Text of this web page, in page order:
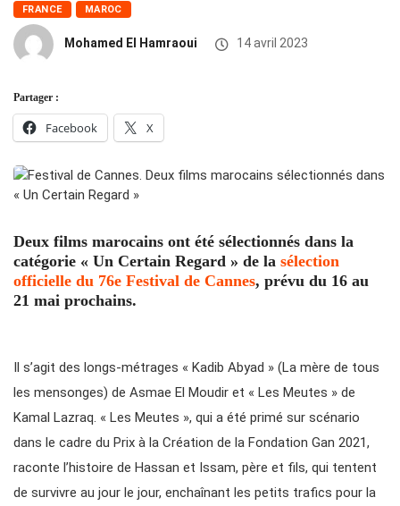
FRANCE MAROC
Mohamed El Hamraoui 14 avril 2023
Partager :
Facebook X
Deux films marocains ont été sélectionnés dans la
catégorie « Un Certain Regard » de la sélection
officielle du 76e Festival de Cannes, prévu du 16 au
21 mai prochains.
Il s’agit des longs-métrages « Kadib Abyad » (La mère de tous
les mensonges) de Asmae El Moudir et « Les Meutes » de
Kamal Lazraq. « Les Meutes », qui a été primé sur scénario
dans le cadre du Prix à la Création de la Fondation Gan 2021,
raconte l’histoire de Hassan et Issam, père et fils, qui tentent
de survivre au jour le jour, enchaînant les petits trafics pour la